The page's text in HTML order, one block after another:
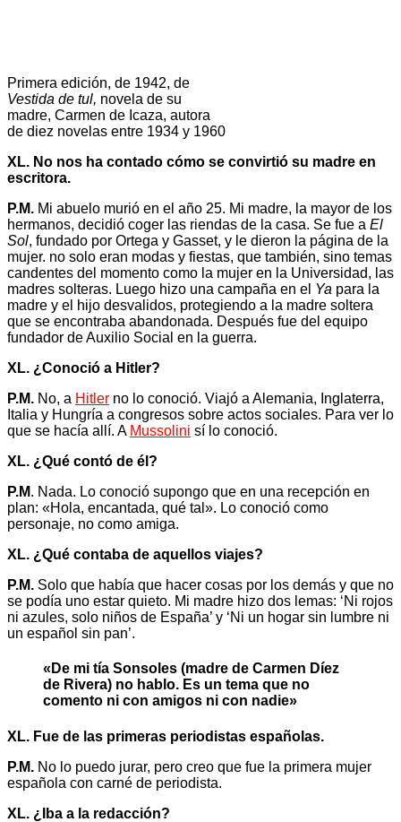
Primera edición, de 1942, de
Vestida de tul, novela de su
madre, Carmen de Icaza, autora
de diez novelas entre 1934 y 1960
XL. No nos ha contado cómo se convirtió su madre en
escritora.
P.M. Mi abuelo murió en el año 25. Mi madre, la mayor de los
hermanos, decidió coger las riendas de la casa. Se fue a El
Sol, fundado por Ortega y Gasset, y le dieron la página de la
mujer. no solo eran modas y fiestas, que también, sino temas
candentes del momento como la mujer en la Universidad, las
madres solteras. Luego hizo una campaña en el Ya para la
madre y el hijo desvalidos, protegiendo a la madre soltera
que se encontraba abandonada. Después fue del equipo
fundador de Auxilio Social en la guerra.
XL. ¿Conoció a Hitler?
P.M. No, a Hitler no lo conoció. Viajó a Alemania, Inglaterra,
Italia y Hungría a congresos sobre actos sociales. Para ver lo
que se hacía allí. A Mussolini sí lo conoció.
XL. ¿Qué contó de él?
P.M. Nada. Lo conoció supongo que en una recepción en
plan: «Hola, encantada, qué tal». Lo conoció como
personaje, no como amiga.
XL. ¿Qué contaba de aquellos viajes?
P.M. Solo que había que hacer cosas por los demás y que no
se podía uno estar quieto. Mi madre hizo dos lemas: ‘Ni rojos
ni azules, solo niños de España’ y ‘Ni un hogar sin lumbre ni
un español sin pan’.
«De mi tía Sonsoles (madre de Carmen Díez
de Rivera) no hablo. Es un tema que no
comento ni con amigos ni con nadie»
XL. Fue de las primeras periodistas españolas.
P.M. No lo puedo jurar, pero creo que fue la primera mujer
española con carné de periodista.
XL. ¿Iba a la redacción?